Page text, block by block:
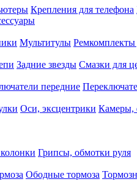
Крепления для телефона
Мультитулы
Задние звезды Смазки для
передние
Оси, эксцентрики Камеры,
Грипсы, обмотки руля
Ободные тормоза